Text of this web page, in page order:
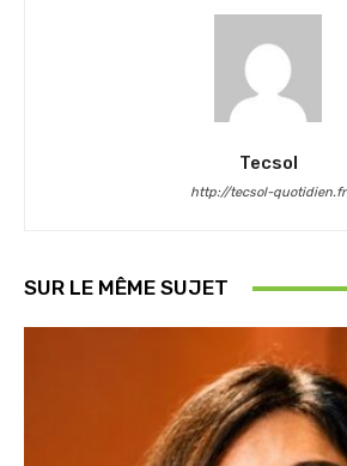
Tecsol
http://tecsol-quotidien.fr
SUR LE MÊME SUJET